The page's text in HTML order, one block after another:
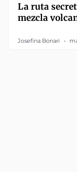
La ruta
mezcla
Josefina Bonari